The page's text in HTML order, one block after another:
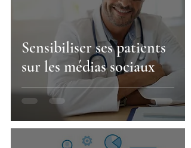
Sensibiliser ses patients
sur les médias sociaux